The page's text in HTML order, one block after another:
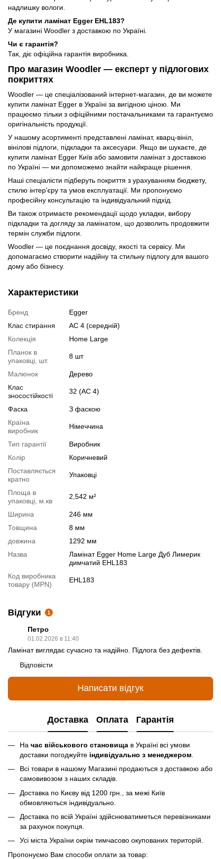
надлишку вологи.
Де купити ламінат Egger EHL183?
У магазині Woodler з доставкою по Україні.
Чи є гарантія?
Так, діє офіційна гарантія виробника.
Про магазин Woodler — експерт у підлогових
покриттях
Woodler — це спеціалізований інтернет-магазин, де ви можете
купити ламінат Egger в Україні за вигідною ціною. Ми
працюємо тільки з офіційними постачальниками та гарантуємо
оригінальність продукції.
У нашому асортименті представлені ламінат, кварц-вініл,
вінілові підлоги, підкладки та аксесуари. Якщо ви шукаєте, де
купити ламінат Egger Київ або замовити ламінат з доставкою
по Україні — ми допоможемо знайти найкраще рішення.
Наші спеціалісти підберуть покриття з урахуванням бюджету,
стилю інтер’єру та умов експлуатації. Ми пропонуємо
професійну консультацію та індивідуальний підхід.
Ви також отримаєте рекомендації щодо укладки, вибору
підкладки та догляду за ламінатом, що дозволить продовжити
термін служби підлоги.
Woodler — це поєднання досвіду, якості та сервісу. Ми
допомагаємо створити надійну та стильну підлогу для вашого
дому або бізнесу.
Характеристики
Бренд
Egger
Клас стирання
АС 4 (середній)
Колекція
Home Large
Планок в
упаковці, шт.
8 шт
Малюнок
Дерево
Клас
зносостійкості
32 (АС 4)
Фаска
З фаскою
Країна
виробник
Німеччина
Тип гарантії
Виробник
Колір
Коричневий
Поставляється
кратно
Упаковці
Площа в
упаковці, м.кв
2,542 м²
Ширина
246 мм
Товщина
8 мм
довжина
1292 мм
Назва
Ламінат Egger Home Large Дуб Лимерик
димчатий EHL183
Код виробника
товару (MPN)
EHL183
Відгуки 1
Петро
01.02.2026 в 11:40
Ламінат виглядає сучасно та надійно. Підлога без дефектів.
Відповісти
Написати відгук
Доставка Оплата Гарантія
На час військового становища в Україні всі умови
доставки погоджуйте індивідуально з менеджером
Всі товари в нашому Магазині продаються з доставкою або
самовивозом з наших складів.
Доставка по Києву від 1200 грн., за межі Київ
обмовляються індивідуально.
Доставка по всій Україні здійснюватиметься перевізниками
за рахунок покупця.
Усі міста України окрім тимчасово окупованих територій.
Пропонуємо Вам способи оплати за товар: